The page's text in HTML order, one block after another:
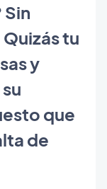
tu
y
que
de